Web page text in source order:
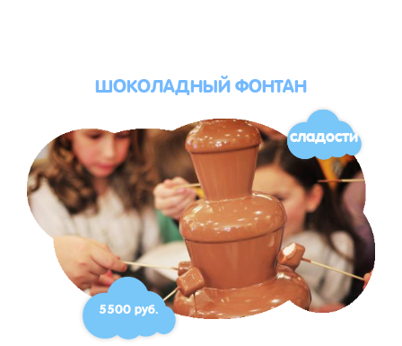
ШОКОЛАДНЫЙ ФОНТАН
сладости
5500 руб.